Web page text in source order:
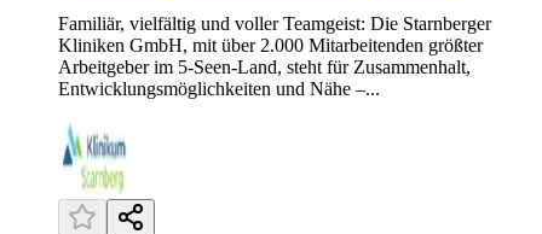
Familiär, vielfältig und voller Teamgeist: Die Starnberger
Kliniken GmbH, mit über 2.000 Mitarbeitenden größter
Arbeitgeber im 5-Seen-Land, steht für Zusammenhalt,
Entwicklungsmöglichkeiten und Nähe –...